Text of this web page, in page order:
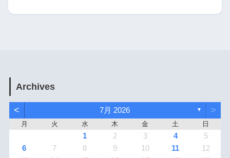
Archives
< 7月 2026 ▼ >
月 火 水 木 金 土 日
1 2 3 4
5
6
7 8 9 10 11
12